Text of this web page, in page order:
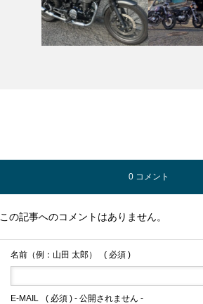
0 コメント
この記事へのコメントはありません。
名前（例：山田 太郎） ( 必須 )
E-MAIL ( 必須 ) - 公開されません -